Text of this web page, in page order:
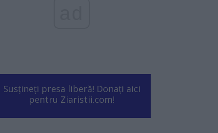
Susțineți presa liberă! Donați aici
pentru Ziaristii.com!